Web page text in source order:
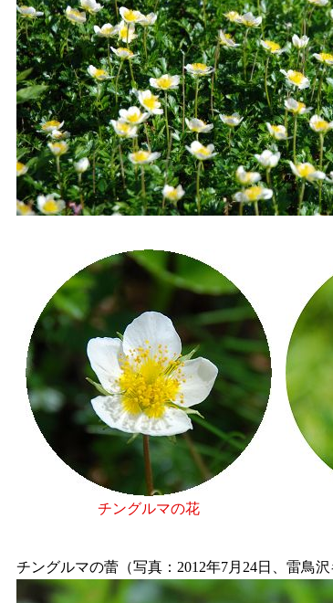
チングルマの花
チングルマの蕾（写真：2012年7月24日、雷鳥沢